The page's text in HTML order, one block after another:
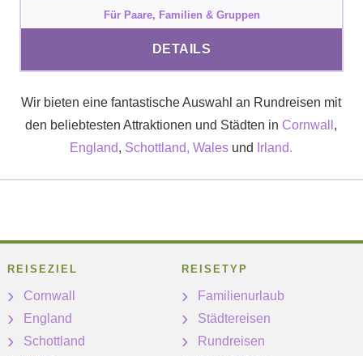
Für Paare, Familien & Gruppen
DETAILS
Wir bieten eine fantastische Auswahl an Rundreisen mit
den beliebtesten Attraktionen und Städten in Cornwall ,
England, Schottland, Wales und Irland.
REISEZIEL
Cornwall
England
Schottland
REISETYP
Familienurlaub
Städtereisen
Rundreisen